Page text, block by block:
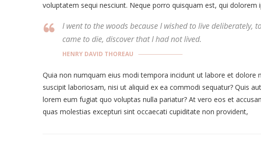
voluptatem sequi nesciunt. Neque porro quisquam est, qui
I went to the woods because I wished to live
came to die, discover that I had not lived.
HENRY DAVID THOREAU
Quia non numquam eius modi tempora incidunt ut labore et
suscipit laboriosam, nisi ut aliquid ex ea commodi sequatur? Quis
lorem eum fugiat quo voluptas nulla pariatur? At vero eos et
quas molestias excepturi sint occaecati cupiditate non provident,